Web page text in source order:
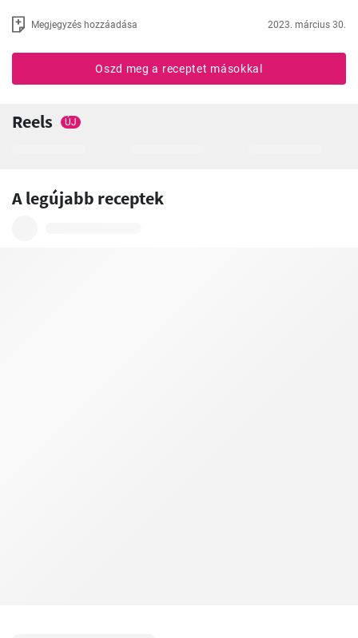
Megjegyzés hozzáadása 2023. március 30.
Oszd meg a receptet másokkal
Reels ÚJ
A legújabb receptek